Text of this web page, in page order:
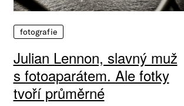
fotografie
Julian Lennon, slavný muž
s fotoaparátem. Ale fotky
tvoří průměrné